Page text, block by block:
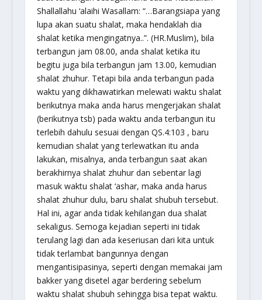
Shallallahu ‘alaihi Wasallam: “…Barangsiapa yang
lupa akan suatu shalat, maka hendaklah dia
shalat ketika mengingatnya..”. (HR.Muslim), bila
terbangun jam 08.00, anda shalat ketika itu
begitu juga bila terbangun jam 13.00, kemudian
shalat zhuhur. Tetapi bila anda terbangun pada
waktu yang dikhawatirkan melewati waktu shalat
berikutnya maka anda harus mengerjakan shalat
(berikutnya tsb) pada waktu anda terbangun itu
terlebih dahulu sesuai dengan QS.4:103 , baru
kemudian shalat yang terlewatkan itu anda
lakukan, misalnya, anda terbangun saat akan
berakhirnya shalat zhuhur dan sebentar lagi
masuk waktu shalat ‘ashar, maka anda harus
shalat zhuhur dulu, baru shalat shubuh tersebut.
Hal ini, agar anda tidak kehilangan dua shalat
sekaligus. Semoga kejadian seperti ini tidak
terulang lagi dan ada keseriusan dari kita untuk
tidak terlambat bangunnya dengan
mengantisipasinya, seperti dengan memakai jam
bakker yang disetel agar berdering sebelum
waktu shalat shubuh sehingga bisa tepat waktu.